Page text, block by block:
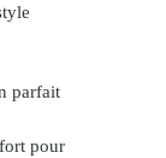
parfait
pour